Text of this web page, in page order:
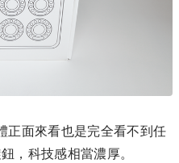
正面來看也是完全看不到任
，科技感相當濃厚。